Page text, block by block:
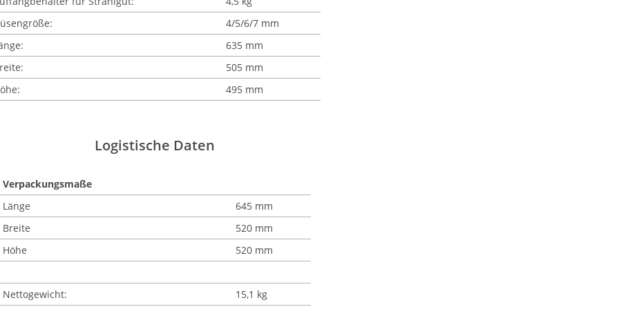
4/5/6/7 mm
635 mm
505 mm
495 mm
Logistische Daten
Verpackungsmaße
Länge
645 mm
Breite
520 mm
Höhe
520 mm
Nettogewicht:
15,1 kg